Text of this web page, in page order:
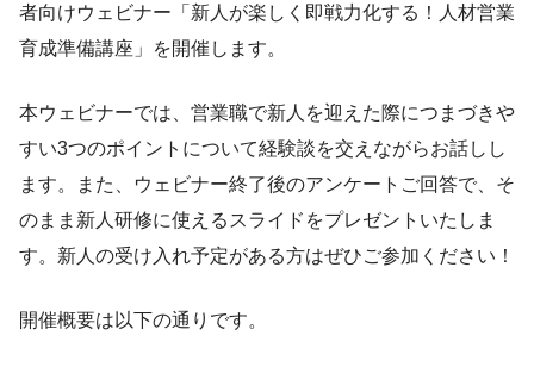
者向けウェビナー「新人が楽しく即戦力化する！人材営業
育成準備講座」を開催します。
本ウェビナーでは、営業職で新人を迎えた際につまづきや
すい3つのポイントについて経験談を交えながらお話しし
ます。また、ウェビナー終了後のアンケートご回答で、そ
のまま新人研修に使えるスライドをプレゼントいたしま
す。新人の受け入れ予定がある方はぜひご参加ください！
開催概要は以下の通りです。